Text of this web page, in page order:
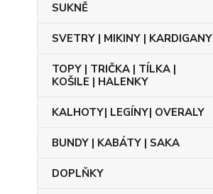
SUKNĚ
SVETRY | MIKINY | KARDIGANY
TOPY | TRIČKA | TÍLKA |
KOŠILE | HALENKY
KALHOTY| LEGÍNY| OVERALY
BUNDY | KABÁTY | SAKA
DOPLŇKY